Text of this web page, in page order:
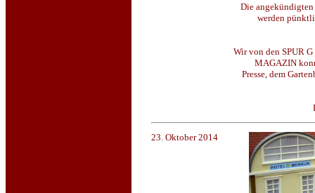
Die
werden
Wir von den SPUR
MAGAZIN
Presse, dem
23. Oktober 2014